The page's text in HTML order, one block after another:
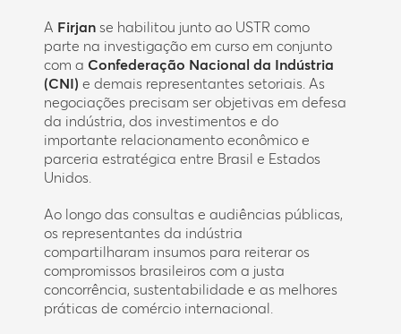
A Firjanse habilitou junto ao USTR como
parte na investigação em curso em conjunto
com a Confederação Nacional da Indústria
(CNI) e demais representantes setoriais. As
negociações precisam ser objetivas em defesa
da indústria, dos investimentos e do
importante relacionamento econômico e
parceria estratégica entre Brasil e Estados
Unidos.
Ao longo das consultas e audiências públicas,
os representantes da indústria
compartilharam insumos para reiterar os
compromissos brasileiros com a justa
concorrência, sustentabilidade e as melhores
práticas de comércio internacional.